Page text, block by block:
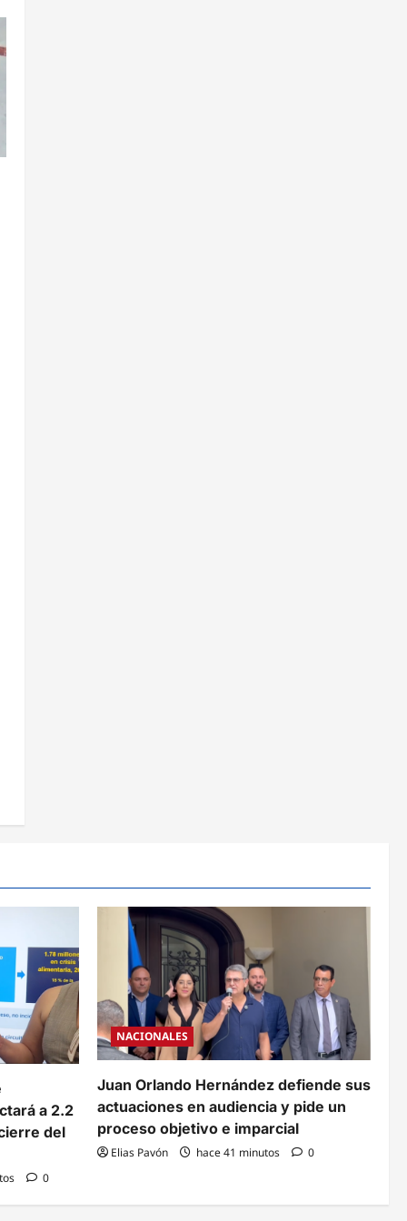
a 2.2
del
0
NACIONALES
Juan Orlando Hernández defiende sus
actuaciones en audiencia y pide un
proceso objetivo e imparcial
Elias Pavón hace 41 minutos 0